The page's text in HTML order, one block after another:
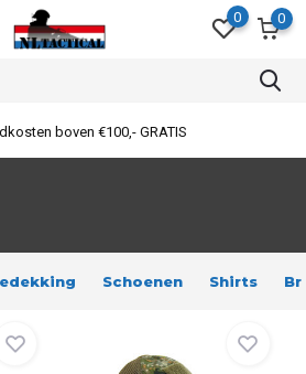
0 0
boven €100,- GRATIS
Schoenen Shirts